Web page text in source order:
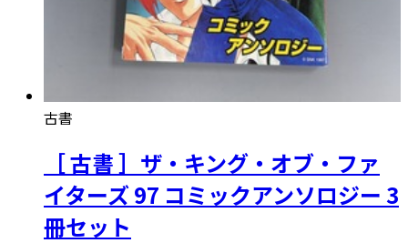
古書
［ 古書 ］ザ・キング・オブ・ファ
イターズ 97 コミックアンソロジー 3
冊セット